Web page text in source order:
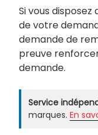
Si vous
de votre
demande de
preuve
demande.
Service
marques. En